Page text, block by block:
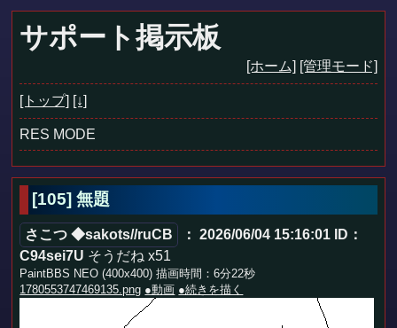
サポート掲示板
[ホーム] [管理モード]
[トップ] [↓]
RES MODE
[105] 無題
さこつ ◆sakots//ruCB ： 2026/06/04 15:16:01
ID：
C94sei7U そうだね x51
PaintBBS NEO (400x400) 描画時間：6分22秒
1780553747469135.png ●動画 ●続きを描く